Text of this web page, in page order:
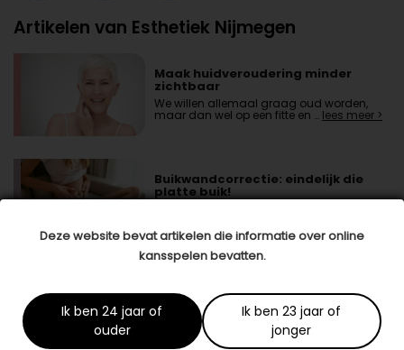
Deze website bevat artikelen die informatie over online
kansspelen bevatten.
Ik ben 24 jaar of
ouder
Ik ben 23 jaar of
jonger
Artikelen van Esthetiek Nijmegen
Maak huidveroudering minder
zichtbaar
We willen allemaal graag oud worden,
maar dan wel op een fitte en … lees meer >
Buikwandcorrectie: eindelijk die
platte buik!
Tegenwoordig zijn er eindeloos veel
crèmes, serums, reinigers en gels om je
huid zo mooi mogelijk te …lees meer >